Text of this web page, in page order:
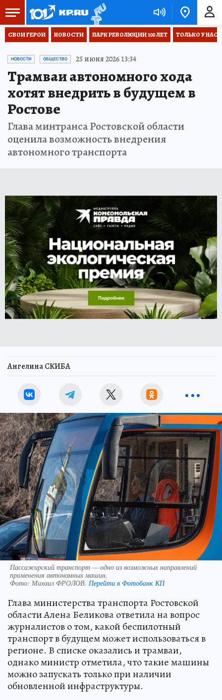
СВОИ ГЕРОИ НОВОСТИ ПАРК РЕВОЛЮЦИИ 100 ЛЕТ ТОЛЬКО У НАС
НОВОСТИ ОБЩЕСТВО 25 июня 2026 13:34
Трамваи автономного хода
хотят внедрить в будущем в
Ростове
Глава минтранса Ростовской области
оценила возможность внедрения
автономного транспорта
Ангелина СКИБА
Пассажирский транспорт — одно из возможных направлений
применения автономных машин.
Фото: Михаил ФРОЛОВ. Перейти в Фотобанк КП
Глава министерства транспорта Ростовской
области Алена Беликова ответила на вопрос
журналистов о том, какой беспилотный
транспорт в будущем может использоваться в
регионе. В списке оказались и трамваи,
однако министр отметила, что такие машины
можно запускать только при наличии
обновленной инфраструктуры.